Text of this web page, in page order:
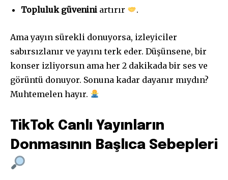
Topluluk güvenini artırır .
Ama yayın sürekli donuyorsa, izleyiciler
sabırsızlanır ve yayını terk eder. Düşünsene, bir
konser izliyorsun ama her 2 dakikada bir ses ve
görüntü donuyor. Sonuna kadar dayanır mıydın?
Muhtemelen hayır.
TikTok Canlı Yayınların
Donmasının Başlıca Sebepleri